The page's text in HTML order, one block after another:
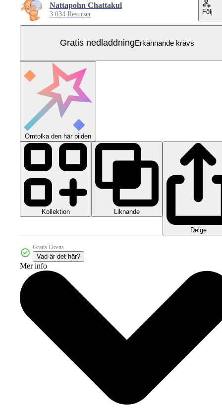
Nattapohn Chattakul
3 034 Resurser Följ
Gratis nedladdningErkännande krävs
Omtolka den här bilden
Kollektion Liknande
Delge
Gratis Licens
Vad är det här?
Mer info